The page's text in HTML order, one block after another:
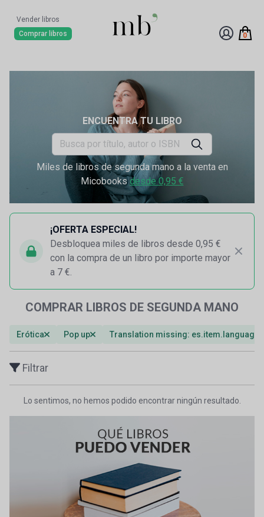
Vender libros
Comprar libros
0
ENCUENTRA TU LIBRO
Miles de libros de segunda mano a la venta en
Micobooksdesde 0,95 €
¡OFERTA ESPECIAL!
Desbloquea miles de libros desde 0,95 €
con la compra de un libro por importe mayor
a 7 €.
COMPRAR LIBROS DE SEGUNDA MANO
Erótica Pop up Translation missing:
Filtrar
Lo sentimos, no hemos podido encontrar ningún resultado.